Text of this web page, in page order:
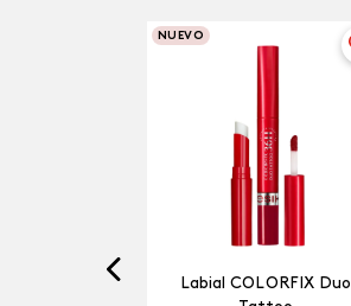
NUEVO
Labial COLORFIX Duo